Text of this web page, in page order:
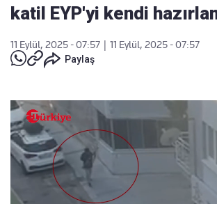
katil EYP'yi kendi
11 Eylül, 2025 - 07:57
11 Eylül, 2025 - 07:57
Paylaş